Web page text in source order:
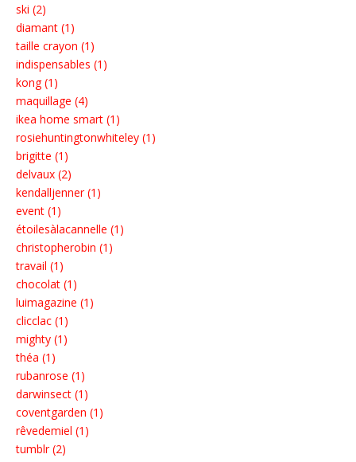
ski (2)
diamant (1)
taille crayon (1)
indispensables (1)
kong (1)
maquillage (4)
ikea home smart (1)
rosiehuntingtonwhiteley (1)
brigitte (1)
delvaux (2)
kendalljenner (1)
event (1)
étoilesàlacannelle (1)
christopherobin (1)
travail (1)
chocolat (1)
luimagazine (1)
clicclac (1)
mighty (1)
théa (1)
rubanrose (1)
darwinsect (1)
coventgarden (1)
rêvedemiel (1)
tumblr (2)